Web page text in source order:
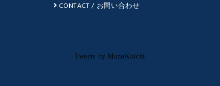
CONTACT / お問い合わせ
Tweets by ManoKoichi